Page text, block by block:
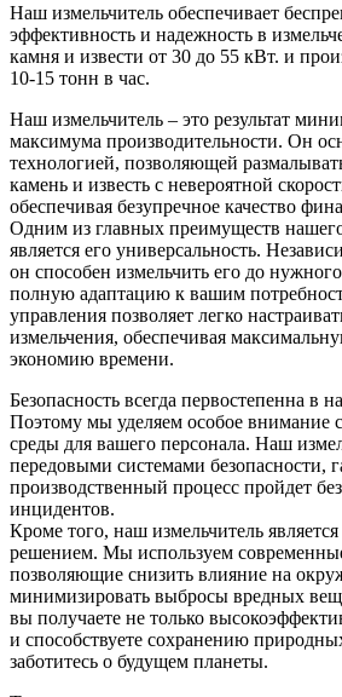
Наш измельчитель обеспечивает
эффективность и надежность в
камня и извести от 30 до 55 кВт. и
10-15 тонн в час.
Наш измельчитель – это результат
максимума производительности. Он
технологией, позволяющей
камень и известь с невероятной
обеспечивая безупречное качество
Одним из главных преимуществ
является его универсальность.
он способен измельчить его до
полную адаптацию к вашим
управления позволяет легко
измельчения, обеспечивая
экономию времени.
Безопасность всегда первостепенна в
Поэтому мы уделяем особое внимание
среды для вашего персонала. Наш
передовыми системами безопасности,
производственный процесс пройдет
инцидентов.
Кроме того, наш измельчитель
решением. Мы используем
позволяющие снизить влияние на
минимизировать выбросы вредных
вы получаете не только
и способствуете сохранению
заботитесь о будущем планеты.